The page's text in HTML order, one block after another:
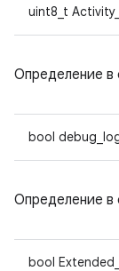
uint8_t
Определение в
bool
Определение в
bool